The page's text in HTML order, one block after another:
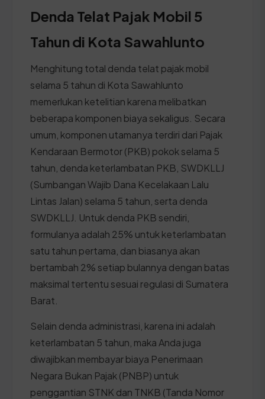
Denda Telat Pajak Mobil 5
Tahun di Kota Sawahlunto
Menghitung total denda telat pajak mobil
selama 5 tahun di Kota Sawahlunto
memerlukan ketelitian karena melibatkan
beberapa komponen biaya sekaligus. Secara
umum, komponen utamanya terdiri dari Pajak
Kendaraan Bermotor (PKB) pokok selama 5
tahun, denda keterlambatan PKB, SWDKLLJ
(Sumbangan Wajib Dana Kecelakaan Lalu
Lintas Jalan) selama 5 tahun, serta denda
SWDKLLJ. Untuk denda PKB sendiri,
formulanya adalah 25% untuk keterlambatan
satu tahun pertama, dan biasanya akan
bertambah 2% setiap bulannya dengan batas
maksimal tertentu sesuai regulasi di Sumatera
Barat.
Selain denda administrasi, karena ini adalah
keterlambatan 5 tahun, maka Anda juga
diwajibkan membayar biaya Penerimaan
Negara Bukan Pajak (PNBP) untuk
penggantian STNK dan TNKB (Tanda Nomor